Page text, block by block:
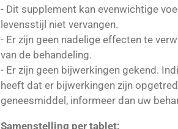
- Dit supplement kan evenwichtige
levensstijl niet vervangen.
- Er zijn geen nadelige effecten te
van de behandeling.
- Er zijn geen bijwerkingen gekend.
heeft dat er bijwerkingen zijn
geneesmiddel, informeer dan uw
Samenstelling per tablet: